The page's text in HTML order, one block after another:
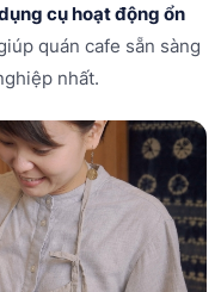
cụ hoạt động ổn
quán cafe sẵn sàng
nhất.